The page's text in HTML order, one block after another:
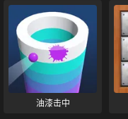
油漆击中